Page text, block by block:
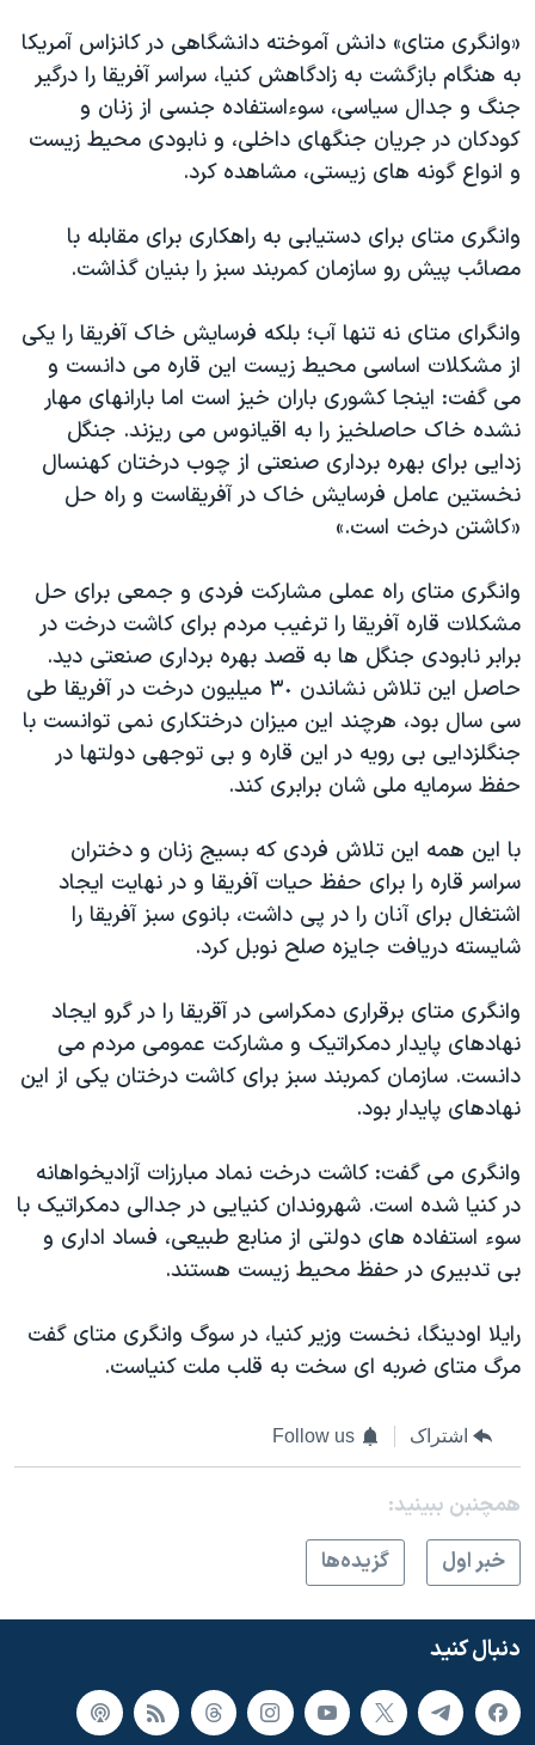
«وانگری متای» دانش آموخته دانشگاهی در کانزاس آمريکا
به هنگام بازگشت به زادگاهش کنيا، سراسر آفريقا را درگير
جنگ و جدال سياسی، سوءاستفاده جنسی از زنان و
کودکان در جريان جنگهای داخلی، و نابودی محيط زيست
و انواع گونه های زيستی، مشاهده کرد.
وانگری متای برای دستيابی به راهکاری برای مقابله با
مصائب پيش رو سازمان کمربند سبز را بنيان گذاشت.
وانگرای متای نه تنها آب؛ بلکه فرسايش خاک آفريقا را يکی
از مشکلات اساسی محيط زيست اين قاره می دانست و
می گفت: اينجا کشوری باران خيز است اما بارانهای مهار
نشده خاک حاصلخيز را به اقيانوس می ريزند. جنگل
زدايی برای بهره برداری صنعتی از چوب درختان کهنسال
نخستين عامل فرسايش خاک در آفريقاست و راه حل
«کاشتن درخت است.»
وانگری متای راه عملی مشارکت فردی و جمعی برای حل
مشکلات قاره آفريقا را ترغيب مردم برای کاشت درخت در
برابر نابودی جنگل ها به قصد بهره برداری صنعتی ديد.
حاصل اين تلاش نشاندن ٣٠ ميليون درخت در آفريقا طی
سی سال بود، هرچند اين ميزان درختکاری نمی توانست با
جنگلزدايی بی رويه در اين قاره و بی توجهی دولتها در
حفظ سرمايه ملی شان برابری کند.
با اين همه اين تلاش فردی که بسيج زنان و دختران
سراسر قاره را برای حفظ حيات آفريقا و در نهايت ايجاد
اشتغال برای آنان را در پی داشت، بانوی سبز آفريقا را
شايسته دريافت جايزه صلح نوبل کرد.
وانگری متای برقراری دمکراسی در آقريقا را در گرو ايجاد
نهادهای پايدار دمکراتيک و مشارکت عمومی مردم می
دانست. سازمان کمربند سبز برای کاشت درختان يکی از اين
نهادهای پايدار بود.
وانگری می گفت: کاشت درخت نماد مبارزات آزاديخواهانه
در کنيا شده است. شهروندان کنيايی در جدالی دمکراتيک با
سوء استفاده های دولتی از منابع طبيعی، فساد اداری و
بی تدبيری در حفظ محيط زيست هستند.
رايلا اودينگا، نخست وزير کنيا، در سوگ وانگری متای گفت
مرگ متای ضربه ای سخت به قلب ملت کنياست.
اشتراک Follow us
همچنبن ببینید:
خبر اول
گزيده‌ها
دنبال کنید